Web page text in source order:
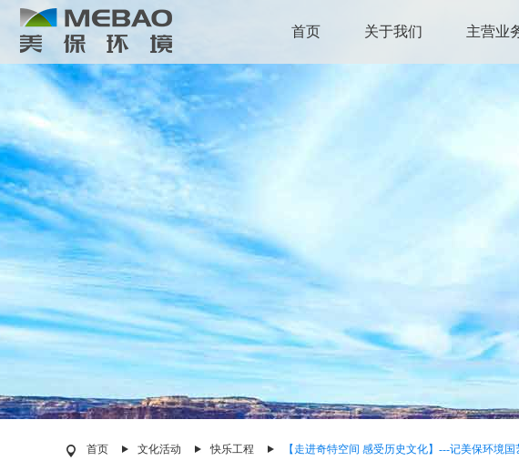
首页 关于我们 主营业
首页 文化活动 快乐工程 【走进奇特空间 感受历史文化】---记美保环境